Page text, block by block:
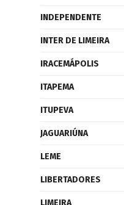
INDEPENDENTE
INTER DE LIMEIRA
IRACEMÁPOLIS
ITAPEMA
ITUPEVA
JAGUARIÚNA
LEME
LIBERTADORES
LIMEIRA